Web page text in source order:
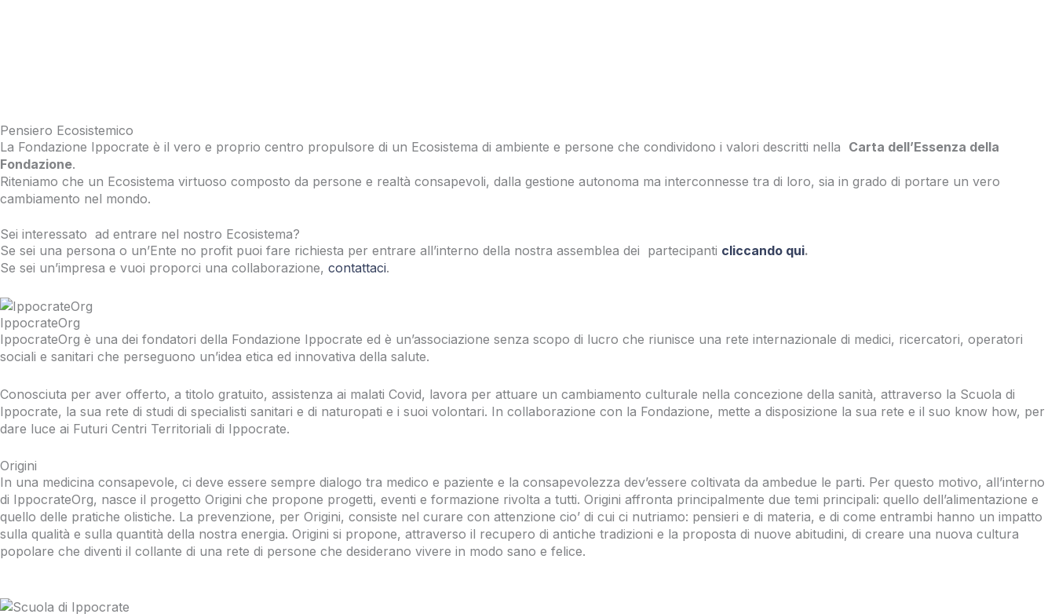
Pensiero Ecosistemico
La Fondazione Ippocrate è il vero e proprio centro propulsore di un Ecosistema di ambiente e persone che condividono i valori descritti nella Carta dell’Essenza della
Fondazione.
Riteniamo che un Ecosistema virtuoso composto da persone e realtà consapevoli, dalla gestione autonoma ma interconnesse tra di loro, sia in grado di portare un vero
cambiamento nel mondo.
Sei interessato ad entrare nel nostro Ecosistema?
Se sei una persona o un’Ente no profit puoi fare richiesta per entrare all’interno della nostra assemblea dei partecipanti cliccando qui.
Se sei un’impresa e vuoi proporci una collaborazione, contattaci.
IppocrateOrg
IppocrateOrg è una dei fondatori della Fondazione Ippocrate ed è un’associazione senza scopo di lucro che riunisce una rete internazionale di medici, ricercatori, operatori
sociali e sanitari che perseguono un’idea etica ed innovativa della salute.
Conosciuta per aver offerto, a titolo gratuito, assistenza ai malati Covid, lavora per attuare un cambiamento culturale nella concezione della sanità, attraverso la Scuola di
Ippocrate, la sua rete di studi di specialisti sanitari e di naturopati e i suoi volontari. In collaborazione con la Fondazione, mette a disposizione la sua rete e il suo know how, per
dare luce ai Futuri Centri Territoriali di Ippocrate.
Origini
In una medicina consapevole, ci deve essere sempre dialogo tra medico e paziente e la consapevolezza dev’essere coltivata da ambedue le parti. Per questo motivo, all’interno
di IppocrateOrg, nasce il progetto Origini che propone progetti, eventi e formazione rivolta a tutti. Origini affronta principalmente due temi principali: quello dell’alimentazione e
quello delle pratiche olistiche. La prevenzione, per Origini, consiste nel curare con attenzione cio’ di cui ci nutriamo: pensieri e di materia, e di come entrambi hanno un impatto
sulla qualità e sulla quantità della nostra energia. Origini si propone, attraverso il recupero di antiche tradizioni e la proposta di nuove abitudini, di creare una nuova cultura
popolare che diventi il collante di una rete di persone che desiderano vivere in modo sano e felice.